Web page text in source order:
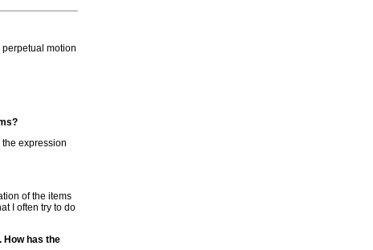
motion
expression
of the items
I often try to do
How has the